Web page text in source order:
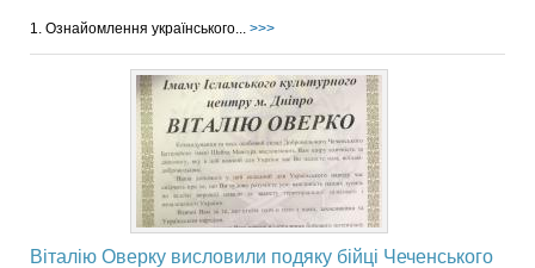
1. Ознайомлення українського... >>>
Віталію Оверку висловили подяку бійці Чеченського